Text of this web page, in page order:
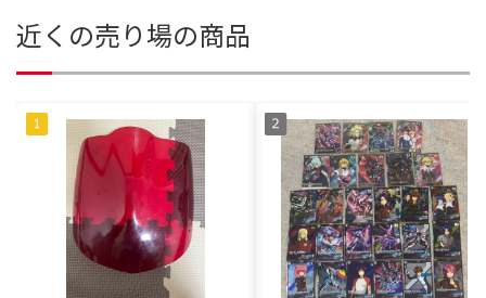
近くの売り場の商品